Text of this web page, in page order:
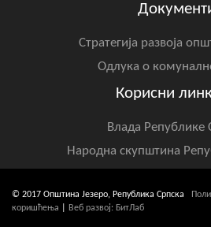
Стратегија развоја
Одлука о
Корисни
Влада Републике
Народна скупштина
© 2017 Општина Језеро, Република Српска
коришћења
Веб развој: БитЛаб